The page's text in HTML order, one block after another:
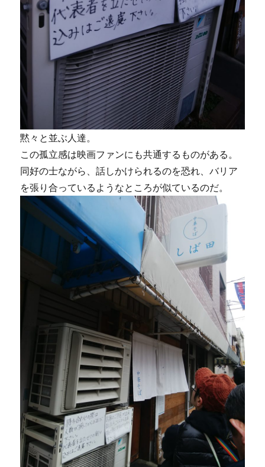
黙々と並ぶ人達。
この孤立感は映画ファンにも共通するものがある。
同好の士ながら、話しかけられるのを恐れ、バリア
を張り合っているようなところが似ているのだ。